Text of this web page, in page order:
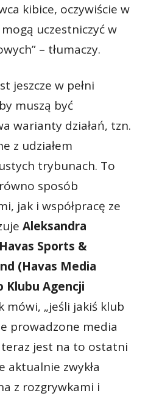
kibice, oczywiście w
uczestniczyć w
– tłumaczy.
jeszcze w pełni
muszą być
warianty działań, tzn.
z udziałem
trybunach. To
sposób
jak i współpracę ze
Aleksandra
Sports &
(Havas Media
Klubu Agencji
mówi, „jeśli jakiś klub
prowadzone media
teraz jest na to ostatni
aktualnie zwykła
z rozgrywkami i